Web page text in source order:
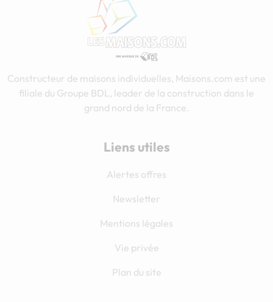
Constructeur de maisons individuelles, Maisons.com est une
filiale du Groupe BDL, leader de la construction dans le
grand nord de la France.
Liens utiles
Alertes offres
Newsletter
Mentions légales
Vie privée
Plan du site